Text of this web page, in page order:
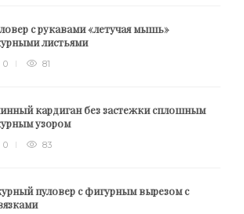
с рукавами «летучая мышь»
листьями
0 81
кардиган без застежки сплошным
узором
0 83
пуловер с фигурным вырезом с